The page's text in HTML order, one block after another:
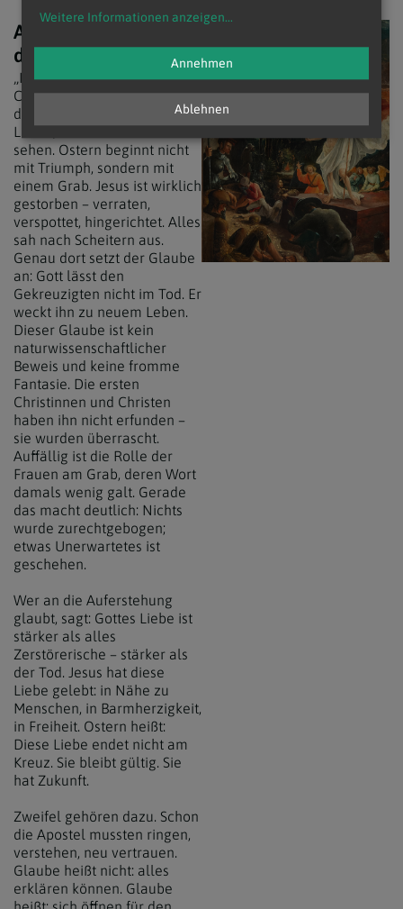
Auferstanden von
den Toten…
„Ich glaube an Jesus
Christus, auferstanden von
den Toten“ heißt: Gott schafft
Leben, wo wir nur Enden
sehen. Ostern beginnt nicht
mit Triumph, sondern mit
einem Grab. Jesus ist wirklich
gestorben – verraten,
verspottet, hingerichtet. Alles
sah nach Scheitern aus.
Genau dort setzt der Glaube
an: Gott lässt den
Gekreuzigten nicht im Tod. Er
weckt ihn zu neuem Leben.
Dieser Glaube ist kein
naturwissenschaftlicher
Beweis und keine fromme
Fantasie. Die ersten
Christinnen und Christen
haben ihn nicht erfunden –
sie wurden überrascht.
Auffällig ist die Rolle der
Frauen am Grab, deren Wort
damals wenig galt. Gerade
das macht deutlich: Nichts
wurde zurechtgebogen;
etwas Unerwartetes ist
geschehen.
Wer an die Auferstehung
glaubt, sagt: Gottes Liebe ist
stärker als alles
Zerstörerische – stärker als
der Tod. Jesus hat diese
Liebe gelebt: in Nähe zu
Menschen, in Barmherzigkeit,
in Freiheit. Ostern heißt:
Diese Liebe endet nicht am
Kreuz. Sie bleibt gültig. Sie
hat Zukunft.
Zweifel gehören dazu. Schon
die Apostel mussten ringen,
verstehen, neu vertrauen.
Glaube heißt nicht: alles
erklären können. Glaube
Weitere Informationen anzeigen...
Ablehnen
Annehmen